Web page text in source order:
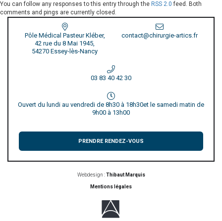
You can follow any responses to this entry through the RSS 2.0 feed. Both
comments and pings are currently closed.
Pôle Médical Pasteur Kléber,
42 rue du 8 Mai 1945,
54270 Essey-lès-Nancy
contact@chirurgie-artics.fr
03 83 40 42 30
Ouvert du lundi au vendredi de 8h30 à 18h30et le samedi matin de
9h00 à 13h00
PRENDRE RENDEZ-VOUS
Webdesign :Thibaut Marquis
Mentions légales